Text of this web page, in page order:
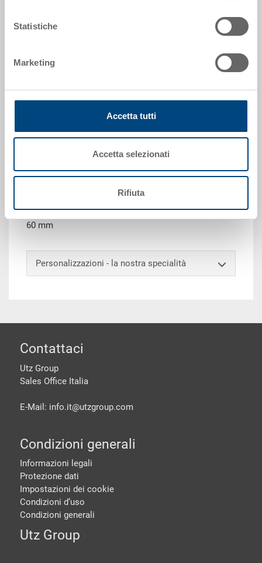
Statistiche
Marketing
Accetta tutti
Accetta selezionati
Rifiuta
400x300x220 mm, interno 365x265x205 mm, 20.0 l,
pareti chiuse, fondo a nervature, 2 impugnature
per forche chiusa, punti di presa orizzontale aperti,
porta etichette integrato su tutti i lati, angoli di presa
60 mm
Personalizzazioni - la nostra specialità
piè di pagine
Contattaci
Utz Group
Sales Office Italia
E-Mail: info.it@utzgroup.com
Condizioni generali
Informazioni legali
Protezione dati
Impostazioni dei cookie
Condizioni d‘uso
Condizioni generali
Utz Group